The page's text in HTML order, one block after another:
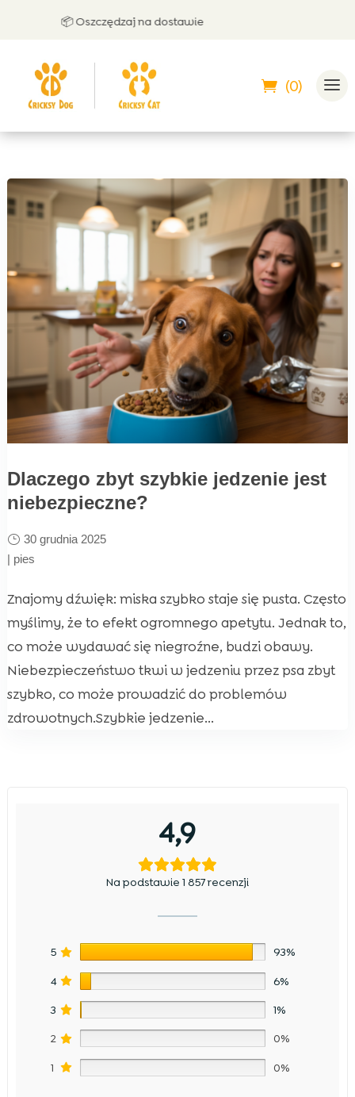
📦 Oszczędzaj na dostawie
(0)
Dlaczego zbyt szybkie jedzenie jest
niebezpieczne?
30 grudnia 2025
| pies
Znajomy dźwięk: miska szybko staje się pusta. Często
myślimy, że to efekt ogromnego apetytu. Jednak to,
co może wydawać się niegroźne, budzi obawy.
Niebezpieczeństwo tkwi w jedzeniu przez psa zbyt
szybko, co może prowadzić do problemów
zdrowotnych.Szybkie jedzenie...
4,9
Na podstawie 1 857 recenzji
5 93%
4 6%
3 1%
2 0%
1 0%